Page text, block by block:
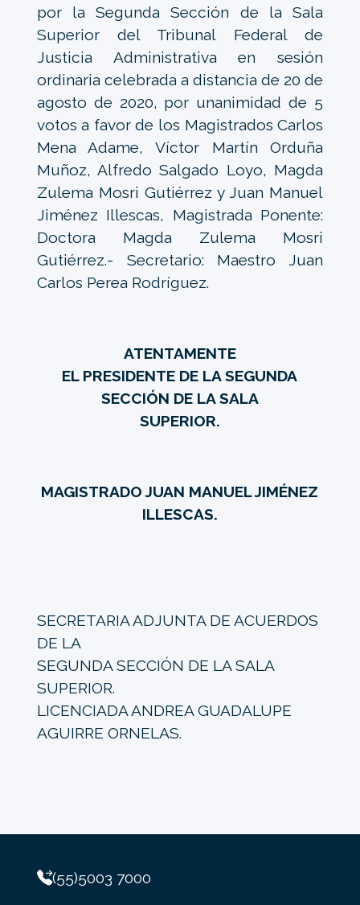
por la Segunda Sección de la Sala
Superior del Tribunal Federal de
Justicia Administrativa en sesión
ordinaria celebrada a distancia de 20 de
agosto de 2020, por unanimidad de 5
votos a favor de los Magistrados Carlos
Mena Adame, Víctor Martín Orduña
Muñoz, Alfredo Salgado Loyo, Magda
Zulema Mosri Gutiérrez y Juan Manuel
Jiménez Illescas, Magistrada Ponente:
Doctora Magda Zulema Mosri
Gutiérrez.- Secretario: Maestro Juan
Carlos Perea Rodríguez.
ATENTAMENTE
EL PRESIDENTE DE LA SEGUNDA
SECCIÓN DE LA SALA
SUPERIOR.
MAGISTRADO JUAN MANUEL JIMÉNEZ
ILLESCAS.
SECRETARIA ADJUNTA DE ACUERDOS
DE LA
SEGUNDA SECCIÓN DE LA SALA
SUPERIOR.
LICENCIADA ANDREA GUADALUPE
AGUIRRE ORNELAS.
(55)5003 7000